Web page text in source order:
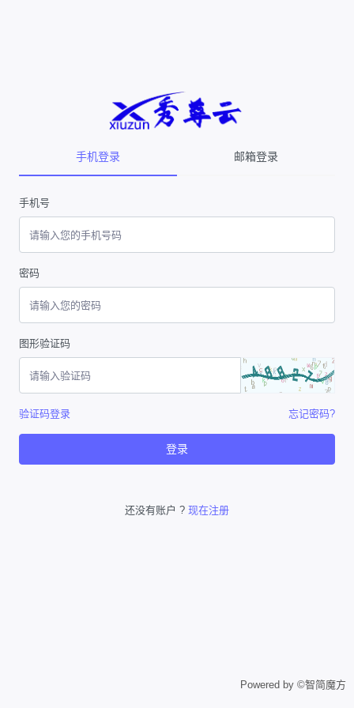
手机登录 邮箱登录
手机号
密码
图形验证码
验证码登录 忘记密码?
登录
还没有账户 ? 现在注册
Powered by ©智简魔方